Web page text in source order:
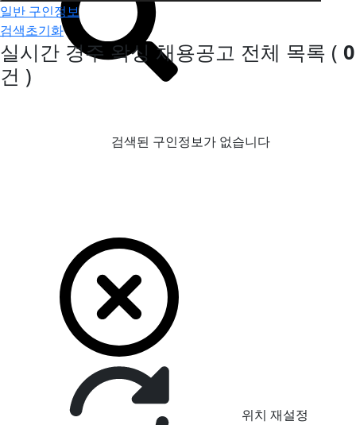
일반 구인정보
검색초기화
실시간 경주 왁싱 채용공고 전체 목록 ( 0
건 )
검색된 구인정보가 없습니다
위치 재설정